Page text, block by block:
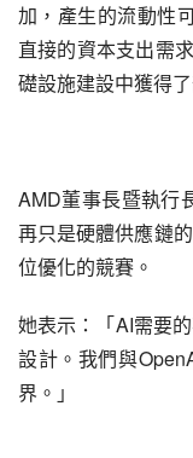
加，產生的流動性
直接的資本支出需
礎設施建設中獲得
AMD董事長暨執行
再只是硬體供應鏈
位優化的競賽。
她表示：「AI需要
設計。我們與
界。」